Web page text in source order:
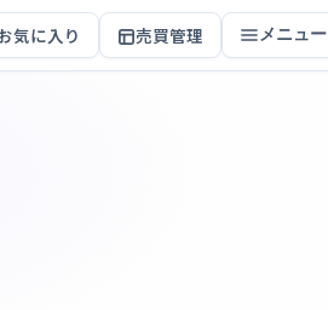
気に入り 売買管理 メニュー